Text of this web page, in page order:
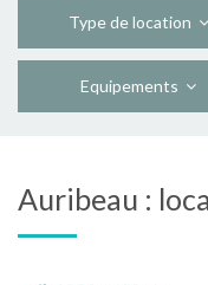
Type de location
Equipements
Auribeau :